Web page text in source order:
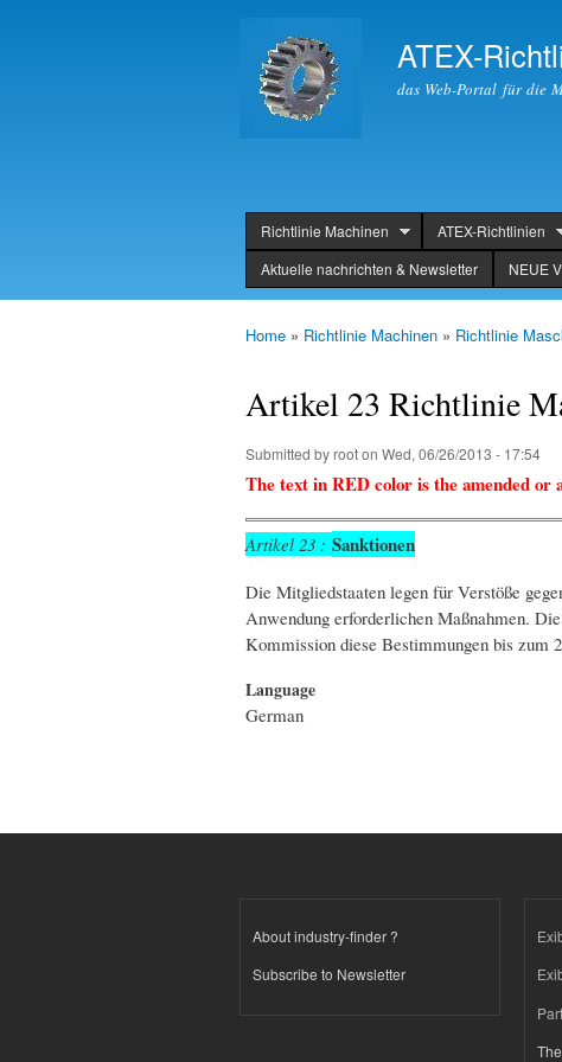
ATEX-
das Web-Portal für die
header
Richtlinie Machinen ATEX-Richtlinien
Aktuelle nachrichten & Newsletter
NEUE
Home » Richtlinie Machinen » Richtlinie
Artikel 23 Richtlinie
Submitted byrooton Wed, 06/26/2013 - 17:54
The text in RED color is the amended
Artikel 23 : Sanktionen
Die Mitgliedstaaten legen für Verstöße
Anwendung erforderlichen Maßnahmen.
Kommission diese Bestimmungen bis zum
Language
German
About industry-finder ?
Subscribe to Newsletter